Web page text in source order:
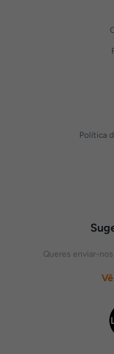
Política
Queres enviar-